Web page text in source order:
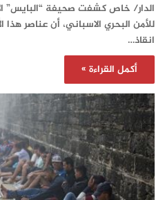
الدار/ خاص كشفت صحيفة “البايس”
انقاذ…
أكمل القراءة »